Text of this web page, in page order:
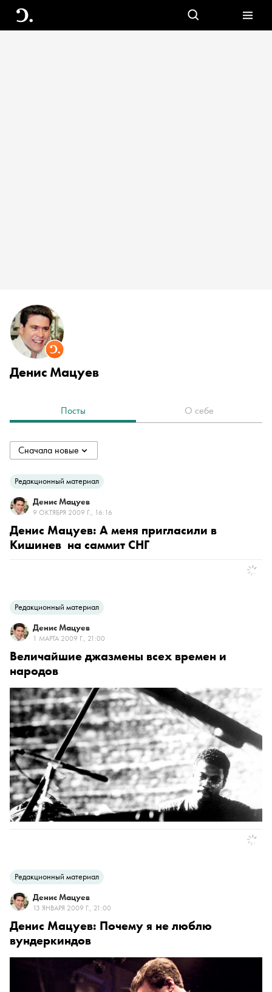
Денис Мацуев
Посты О себе
Сначала новые
collapsed
Сначала новые
Сначала старые
По популярности
Редакционный материал
Денис Мацуев
9 ОКТЯБРЯ 2009 Г., 16:16
Денис Мацуев: А меня пригласили в
Кишинев на саммит СНГ
Редакционный материал
Денис Мацуев
1 МАРТА 2009 Г., 21:00
Величайшие джазмены всех времен и
народов
Редакционный материал
Денис Мацуев
13 ЯНВАРЯ 2009 Г., 21:00
Денис Мацуев: Почему я не люблю
вундеркиндов